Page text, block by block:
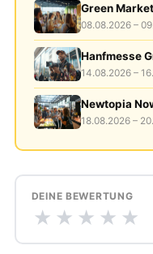
Green
08.08.2026 –
Hanfmesse
14.08.2026 –
Newtopia
18.08.2026 –
DEINE BEWERTUNG
★ ★ ★ ★ ★